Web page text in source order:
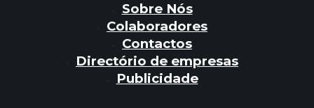
Sobre Nós
Colaboradores
Contactos
Directório de empresas
Publicidade